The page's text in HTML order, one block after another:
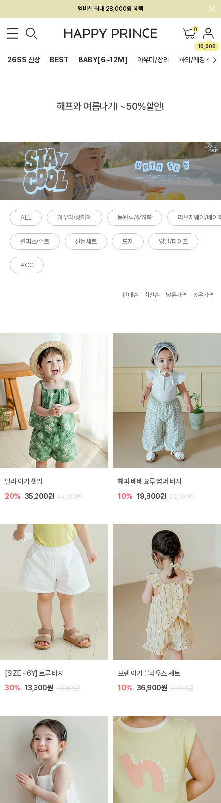
멤버십 최대 28,000원 혜택
0
10,000
26SS 신상 BEST BABY[6~12M] 아우터/상의 하의/레깅스
해프와 여름나기! ~50%할인!
ALL 아우터/상하의 등원룩/상하복 라운지웨어/베이
원피스/수트 선물세트 모자 양말/타이즈
ACC
판매순 최신순 낮은가격 높은가격
밀라 아기 셋업
20% 35,200원 44,000원
해피 베베 요루 썸머 바지
10% 19,800원 22,000원
[SIZE ~6Y] 트루 바지
30% 13,300원 19,000원
브렌 아기 블라우스 세트
10% 36,900원 41,000원